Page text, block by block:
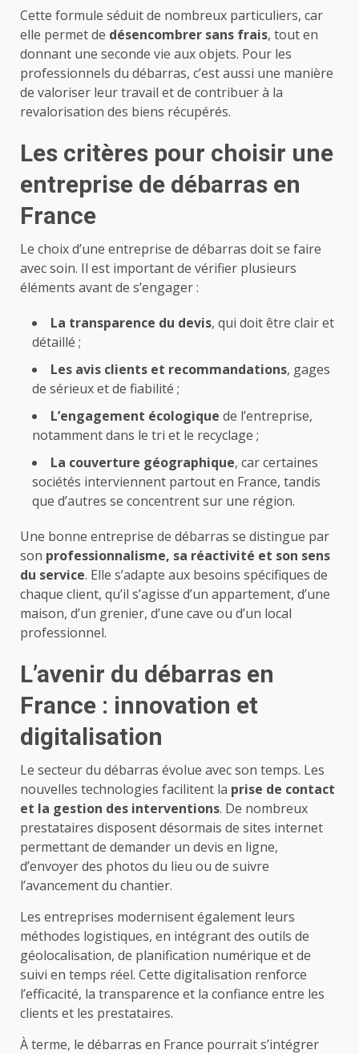
Cette formule séduit de nombreux particuliers, car
elle permet de désencombrer sans frais, tout en
donnant une seconde vie aux objets. Pour les
professionnels du débarras, c’est aussi une manière
de valoriser leur travail et de contribuer à la
revalorisation des biens récupérés.
Les critères pour choisir une
entreprise de débarras en
France
Le choix d’une entreprise de débarras doit se faire
avec soin. Il est important de vérifier plusieurs
éléments avant de s’engager :
La transparence du devis, qui doit être clair et
détaillé ;
Les avis clients et recommandations, gages
de sérieux et de fiabilité ;
L’engagement écologique de l’entreprise,
notamment dans le tri et le recyclage ;
La couverture géographique, car certaines
sociétés interviennent partout en France, tandis
que d’autres se concentrent sur une région.
Une bonne entreprise de débarras se distingue par
son professionnalisme, sa réactivité et son sens
du service. Elle s’adapte aux besoins spécifiques de
chaque client, qu’il s’agisse d’un appartement, d’une
maison, d’un grenier, d’une cave ou d’un local
professionnel.
L’avenir du débarras en
France : innovation et
digitalisation
Le secteur du débarras évolue avec son temps. Les
nouvelles technologies facilitent la prise de contact
et la gestion des interventions. De nombreux
prestataires disposent désormais de sites internet
permettant de demander un devis en ligne,
d’envoyer des photos du lieu ou de suivre
l’avancement du chantier.
Les entreprises modernisent également leurs
méthodes logistiques, en intégrant des outils de
géolocalisation, de planification numérique et de
suivi en temps réel. Cette digitalisation renforce
l’efficacité, la transparence et la confiance entre les
clients et les prestataires.
À terme, le débarras en France pourrait s’intégrer